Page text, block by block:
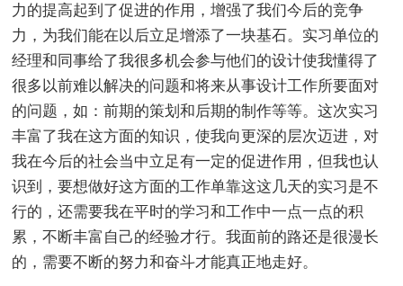
力的提高起到了促进的作用，增强了我们今后的竞争
力，为我们能在以后立足增添了一块基石。实习单位的
经理和同事给了我很多机会参与他们的设计使我懂得了
很多以前难以解决的问题和将来从事设计工作所要面对
的问题，如：前期的策划和后期的制作等等。这次实习
丰富了我在这方面的知识，使我向更深的层次迈进，对
我在今后的社会当中立足有一定的促进作用，但我也认
识到，要想做好这方面的工作单靠这这几天的实习是不
行的，还需要我在平时的学习和工作中一点一点的积
累，不断丰富自己的经验才行。我面前的路还是很漫长
的，需要不断的努力和奋斗才能真正地走好。